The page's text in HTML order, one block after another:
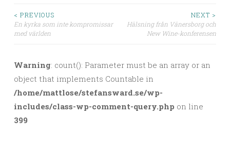
Post navigation
< PREVIOUS
En kyrka som inte kompromissar
med världen
NEXT >
Hälsning från Vänersborg och
New Wine-konferensen
Warning: count(): Parameter must be an array or an
object that implements Countable in
/home/mattlose/stefansward.se/wp-
includes/class-wp-comment-query.php on line
399